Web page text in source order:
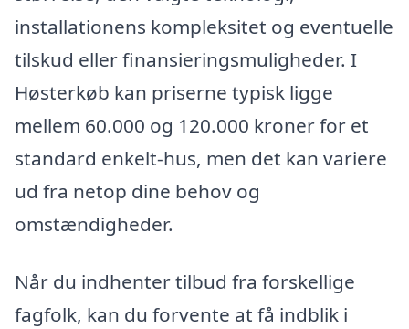
installationens kompleksitet og eventuelle
tilskud eller finansieringsmuligheder. I
Høsterkøb kan priserne typisk ligge
mellem 60.000 og 120.000 kroner for et
standard enkelt-hus, men det kan variere
ud fra netop dine behov og
omstændigheder.
Når du indhenter tilbud fra forskellige
fagfolk, kan du forvente at få indblik i